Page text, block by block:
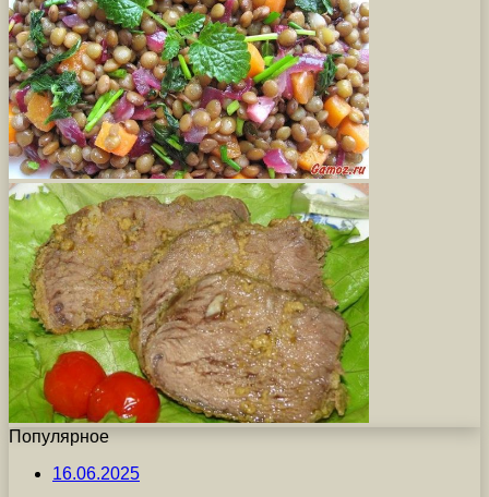
Популярное
16.06.2025